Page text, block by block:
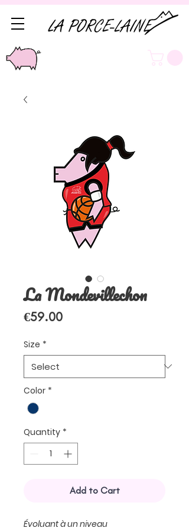
La Mondevillechon
€59.00Price
Size *
Color *
Quantity *
Add to Cart
Évoluant à un niveau